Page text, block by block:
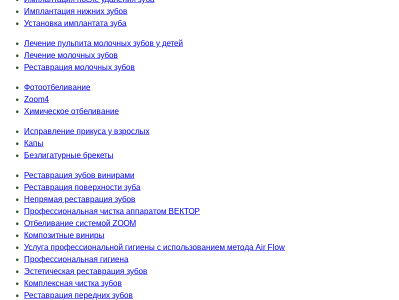
Имплантация нижних зубов
Установка имплантата зуба
Лечение пульпита молочных зубов у детей
Лечение молочных зубов
Реставрация молочных зубов
Фотоотбеливание
Zoom4
Химическое отбеливание
Исправление прикуса у взрослых
Капы
Безлигатурные брекеты
Реставрация зубов винирами
Реставрация поверхности зуба
Непрямая реставрация зубов
Профессиональная чистка аппаратом ВЕКТОР
Отбеливание системой ZOOM
Композитные виниры
Услуга профессиональной гигиены с использованием метода Air Flow
Профессиональная гигиена
Эстетическая реставрация зубов
Комплексная чистка зубов
Реставрация передних зубов